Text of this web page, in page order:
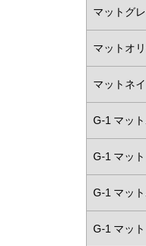
マットグ
マットオ
マットネ
G-1 マッ
G-1 マッ
G-1 マッ
G-1 マッ